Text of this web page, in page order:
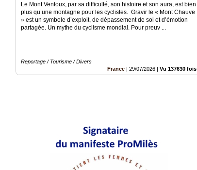
Le Mont Ventoux, par sa difficulté, son histoire et son aura, est bien
plus qu’une montagne pour les cyclistes. Gravir le « Mont Chauve
» est un symbole d’exploit, de dépassement de soi et d’émotion
partagée. Un mythe du cyclisme mondial. Pour preuv ...
Reportage / Tourisme / Divers
France | 29/07/2026 | Vu 137630 fois